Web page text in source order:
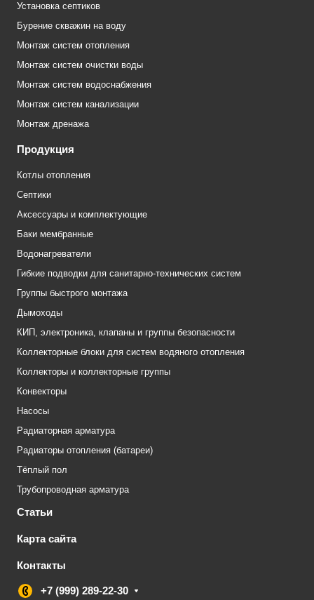
Установка септиков
Бурение скважин на воду
Монтаж систем отопления
Монтаж систем очистки воды
Монтаж систем водоснабжения
Монтаж систем канализации
Монтаж дренажа
Продукция
Котлы отопления
Септики
Аксессуары и комплектующие
Баки мембранные
Водонагреватели
Гибкие подводки для санитарно-технических систем
Группы быстрого монтажа
Дымоходы
КИП, электроника, клапаны и группы безопасности
Коллекторные блоки для систем водяного отопления
Коллекторы и коллекторные группы
Конвекторы
Насосы
Радиаторная арматура
Радиаторы отопления (батареи)
Тёплый пол
Трубопроводная арматура
Статьи
Карта сайта
Контакты
+7 (999) 289-22-30